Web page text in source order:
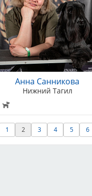
Анна Санникова
Нижний Тагил
1 2 3 4 5 6